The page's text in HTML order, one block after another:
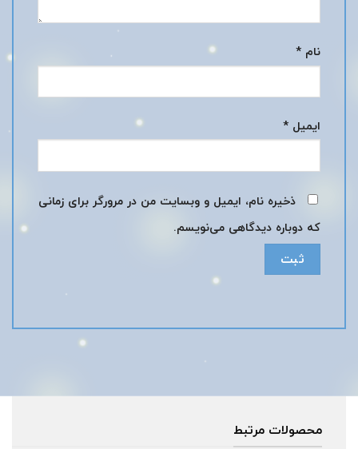
نام *
ایمیل *
ذخیره نام، ایمیل و وبسایت من در مرورگر برای زمانی
که دوباره دیدگاهی می‌نویسم.
محصولات مرتبط